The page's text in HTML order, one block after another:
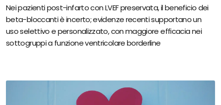
Nei pazienti post-infarto con LVEF preservata, il beneficio dei
beta-bloccanti è incerto; evidenze recenti supportano un
uso selettivo e personalizzato, con maggiore efficacia nei
sottogruppi a funzione ventricolare borderline